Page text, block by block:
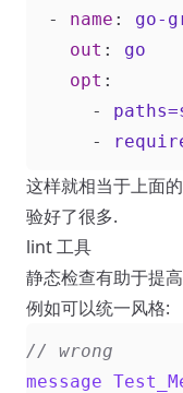
- name :
go-
out :
go
opt :
-
-
这样就相当于上面
验好了很多.
lint 工具
静态检查有助于提
例如可以统一风格:
message